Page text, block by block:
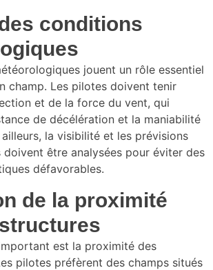
conditions
jouent un rôle essentiel
champ. Les pilotes doivent tenir
et de la force du vent, qui
de décélération et la maniabilité
ailleurs, la visibilité et les prévisions
être analysées pour éviter des
défavorables.
de la proximité
est la proximité des
pilotes préfèrent des champs situés